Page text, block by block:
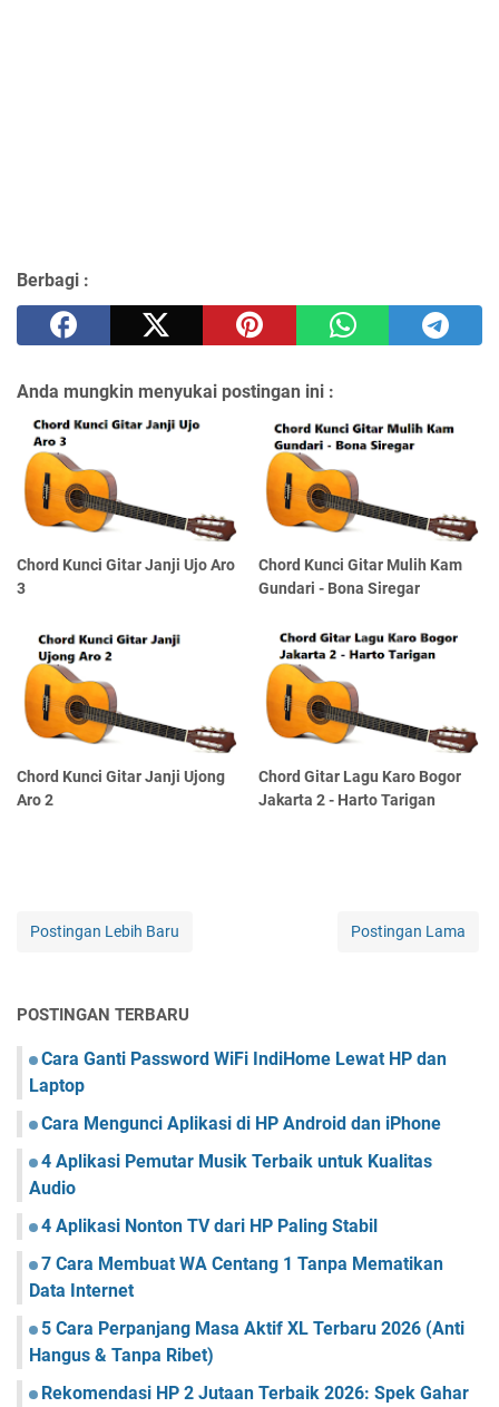
Berbagi :
Anda mungkin menyukai postingan ini :
Chord Kunci Gitar Janji Ujo Aro
3
Chord Kunci Gitar Mulih Kam
Gundari - Bona Siregar
Chord Kunci Gitar Janji Ujong
Aro 2
Chord Gitar Lagu Karo Bogor
Jakarta 2 - Harto Tarigan
Postingan Lebih Baru Postingan Lama
POSTINGAN TERBARU
Cara Ganti Password WiFi IndiHome Lewat HP dan
Laptop
Cara Mengunci Aplikasi di HP Android dan iPhone
4 Aplikasi Pemutar Musik Terbaik untuk Kualitas
Audio
4 Aplikasi Nonton TV dari HP Paling Stabil
7 Cara Membuat WA Centang 1 Tanpa Mematikan
Data Internet
5 Cara Perpanjang Masa Aktif XL Terbaru 2026 (Anti
Hangus & Tanpa Ribet)
Rekomendasi HP 2 Jutaan Terbaik 2026: Spek Gahar